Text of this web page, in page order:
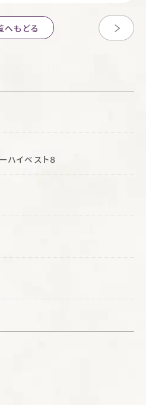
へもどる
ハイベスト８